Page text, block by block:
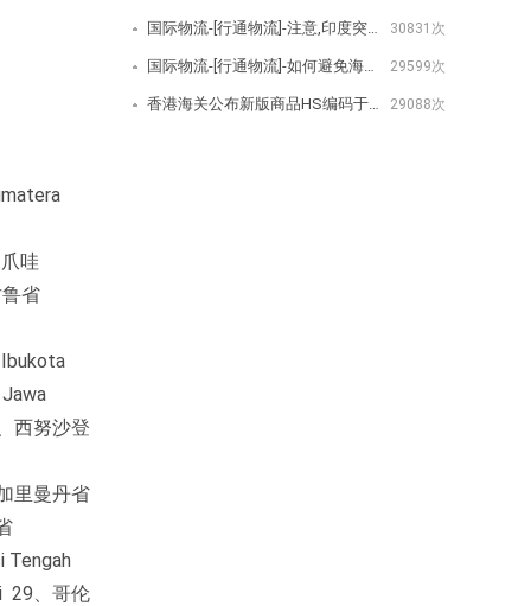
哇
省
西努沙登
里曼丹省
Tengah
29、哥伦
国际物流-[行通物流]-注意,印度突然宣布对350种商品增加进口费用 30831次
国际物流-[行通物流]-如何避免海关查验？ 29599次
香港海关公布新版商品HS编码于2020年1月1日生效-[行通物流] 29088次